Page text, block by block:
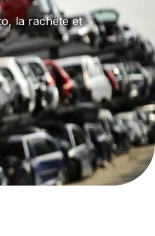
la rachète et